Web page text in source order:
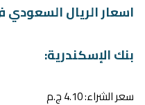
اسعار الريال السعودي
بنك الإسكندرية:
سعر الشراء: 4.10 ج.م